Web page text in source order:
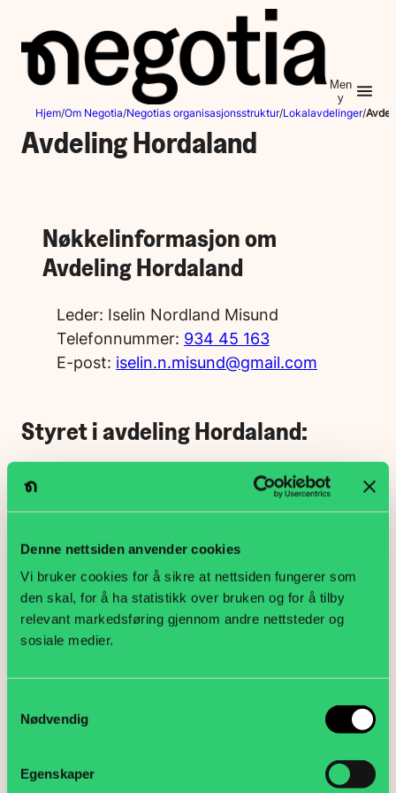
Denne nettsiden anvender cookies
Vi bruker cookies for å sikre at nettsiden fungerer som
den skal, for å ha statistikk over bruken og for å tilby
relevant markedsføring gjennom andre nettsteder og
sosiale medier.
Nødvendig
Egenskaper
innhold
Men
y
Hjem/Om Negotia/Negotias organisasjonsstruktur/Lokalavdelinger/
Avdeling Hordaland
Nøkkelinformasjon om
Avdeling Hordaland
Leder: Iselin Nordland Misund
Telefonnummer: 934 45 163
E-post: iselin.n.misund@gmail.com
Styret i avdeling Hordaland:
Leder: Iselin Nordland Misund
Nestleder: Hege Glesnes
Kasserer: Irene Austevoll
Sekretær: Ragnvald Scherffenberg
Styremedlem-UNG: Asbjørn Framnes
E